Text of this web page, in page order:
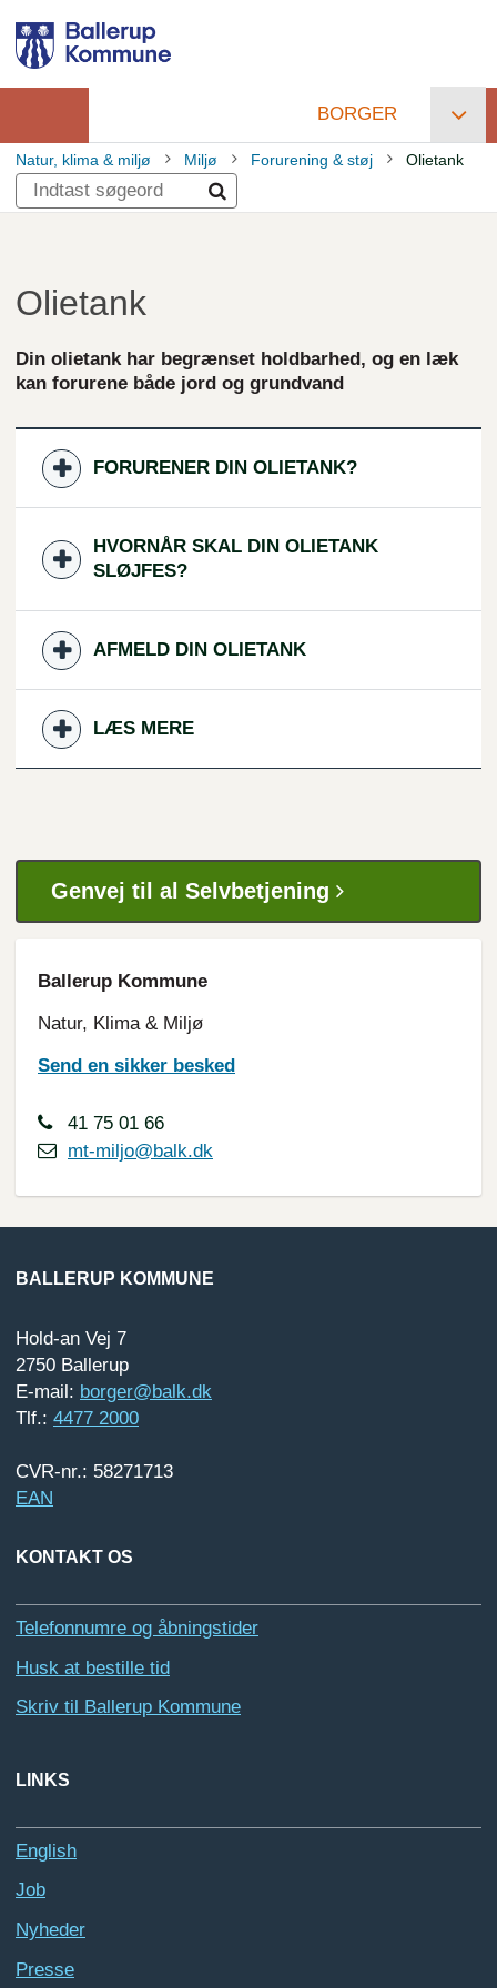
hovedindhold
Primær
navigation
BORGER
Brødkrumme
Natur, klima & miljø Miljø Forurening & støj Olietank
Olietank
Din olietank har begrænset holdbarhed, og en læk
kan forurene både jord og grundvand
FORURENER DIN OLIETANK?
HVORNÅR SKAL DIN OLIETANK
SLØJFES?
AFMELD DIN OLIETANK
LÆS MERE
Genvej til al Selvbetjening
Ballerup Kommune
Natur, Klima & Miljø
Send en sikker besked
41 75 01 66
mt-miljo@balk.dk
BALLERUP KOMMUNE
Hold-an Vej 7
2750 Ballerup
E-mail: borger@balk.dk
Tlf.: 4477 2000
CVR-nr.: 58271713
EAN
KONTAKT OS
Telefonnumre og åbningstider
Husk at bestille tid
Skriv til Ballerup Kommune
LINKS
English
Job
Nyheder
Presse